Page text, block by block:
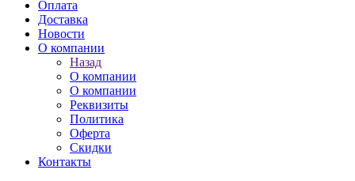
Оплата
Доставка
Новости
О компании
Назад
О компании
О компании
Реквизиты
Политика
Оферта
Скидки
Контакты